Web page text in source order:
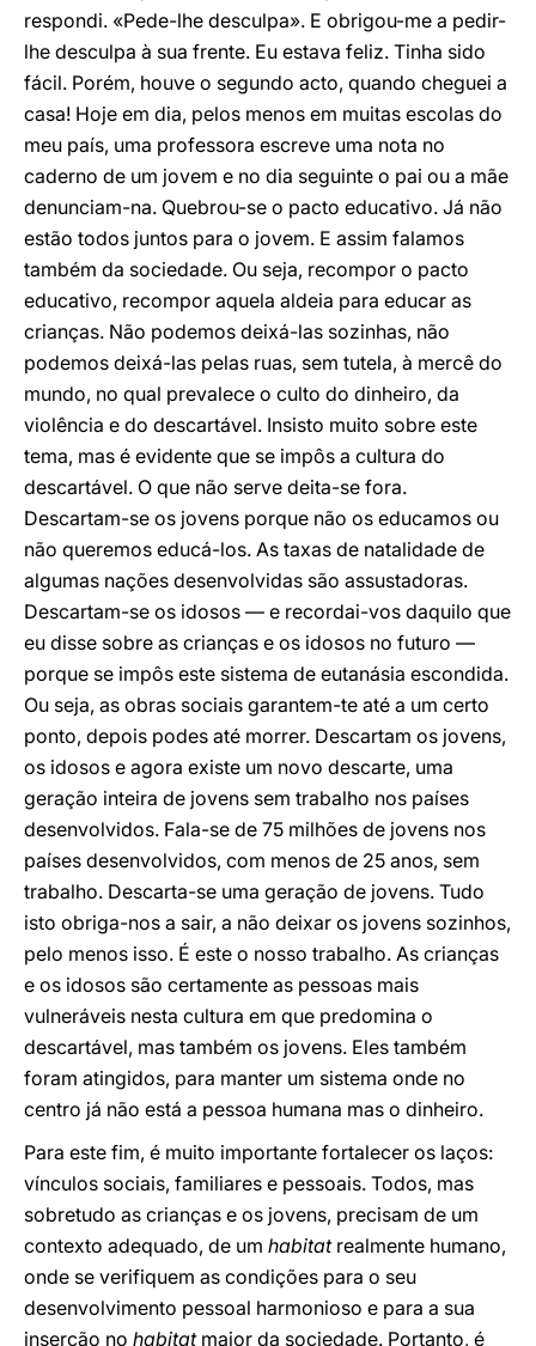
respondi. «Pede-lhe desculpa». E obrigou-me a pedir-
lhe desculpa à sua frente. Eu estava feliz. Tinha sido
fácil. Porém, houve o segundo acto, quando cheguei a
casa! Hoje em dia, pelos menos em muitas escolas do
meu país, uma professora escreve uma nota no
caderno de um jovem e no dia seguinte o pai ou a mãe
denunciam-na. Quebrou-se o pacto educativo. Já não
estão todos juntos para o jovem. E assim falamos
também da sociedade. Ou seja, recompor o pacto
educativo, recompor aquela aldeia para educar as
crianças. Não podemos deixá-las sozinhas, não
podemos deixá-las pelas ruas, sem tutela, à mercê do
mundo, no qual prevalece o culto do dinheiro, da
violência e do descartável. Insisto muito sobre este
tema, mas é evidente que se impôs a cultura do
descartável. O que não serve deita-se fora.
Descartam-se os jovens porque não os educamos ou
não queremos educá-los. As taxas de natalidade de
algumas nações desenvolvidas são assustadoras.
Descartam-se os idosos — e recordai-vos daquilo que
eu disse sobre as crianças e os idosos no futuro —
porque se impôs este sistema de eutanásia escondida.
Ou seja, as obras sociais garantem-te até a um certo
ponto, depois podes até morrer. Descartam os jovens,
os idosos e agora existe um novo descarte, uma
geração inteira de jovens sem trabalho nos países
desenvolvidos. Fala-se de 75 milhões de jovens nos
países desenvolvidos, com menos de 25 anos, sem
trabalho. Descarta-se uma geração de jovens. Tudo
isto obriga-nos a sair, a não deixar os jovens sozinhos,
pelo menos isso. É este o nosso trabalho. As crianças
e os idosos são certamente as pessoas mais
vulneráveis nesta cultura em que predomina o
descartável, mas também os jovens. Eles também
foram atingidos, para manter um sistema onde no
centro já não está a pessoa humana mas o dinheiro.
Para este fim, é muito importante fortalecer os laços:
vínculos sociais, familiares e pessoais. Todos, mas
sobretudo as crianças e os jovens, precisam de um
contexto adequado, de um habitat realmente humano,
onde se verifiquem as condições para o seu
desenvolvimento pessoal harmonioso e para a sua
inserção no habitat maior da sociedade. Portanto, é